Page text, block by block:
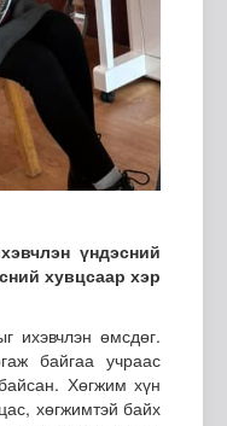
үндэсний
хувцсаар хэр
ихэвчлэн өмсдөг.
байгаа учраас
Хөгжим хүн
хөгжимтэй байх